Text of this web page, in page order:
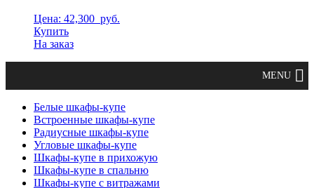
Цена: 42,300 руб.
Купить
На заказ
Белые шкафы-купе
Встроенные шкафы-купе
Радиусные шкафы-купе
Угловые шкафы-купе
Шкафы-купе в прихожую
Шкафы-купе в спальню
Шкафы-купе с витражами